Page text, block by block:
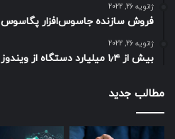
ژانویه 26, 2022
فروش سازنده جاسوس‌افزار پگاسوس
ژانویه 26, 2022
بیش از ۱٫۴ میلیارد دستگاه از ویندوز ۱۰ و ویندوز ۱۱ استفاده می‌کنند
مطالب جدید